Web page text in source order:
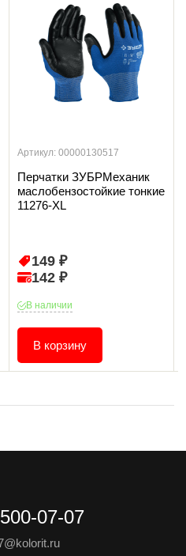
Артикул: 00000130517
Перчатки ЗУБРМеханик
маслобензостойкие тонкие
11276-XL
149 ₽
142 ₽
В наличии
В корзину
07-07